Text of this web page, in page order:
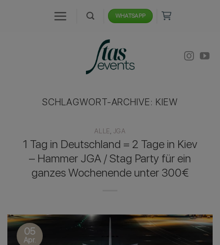
WHATSAPP
SCHLAGWORT-ARCHIVE: KIEW
ALLE JGA
1 Tag in Deutschland = 2 Tage in Kiev
– Hammer JGA / Stag Party für ein
ganzes Wochenende unter 300€
05
Apr.